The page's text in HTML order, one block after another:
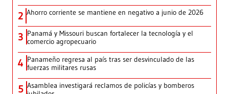
2 Ahorro corriente se mantiene en negativo a junio de 2026
3 Panamá y Missouri buscan fortalecer la tecnología y el
comercio agropecuario
4 Panameño regresa al país tras ser desvinculado de las
fuerzas militares rusas
5 Asamblea investigará reclamos de policías y bomberos